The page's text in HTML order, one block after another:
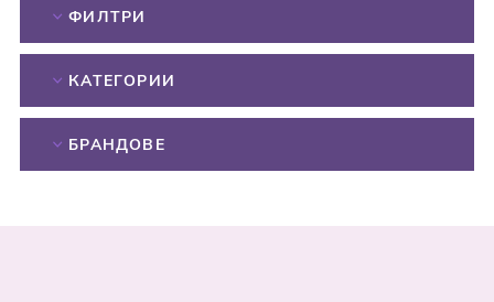
ФИЛТРИ
КАТЕГОРИИ
БРАНДОВЕ